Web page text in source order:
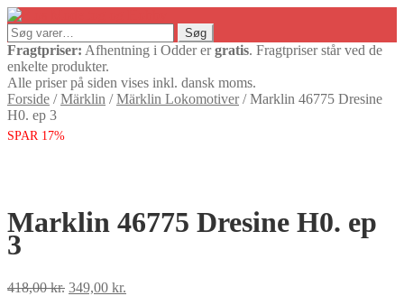
Søg
efter:
Søg
Fragtpriser: Afhentning i Odder ergratis. Fragtpriser står ved de
enkelte produkter.
Alle priser på siden vises inkl. dansk moms.
Forside /Märklin /Märklin Lokomotiver/Marklin 46775 Dresine
H0. ep 3
SPAR 17%
Marklin 46775 Dresine H0. ep
3
418,00kr. Den
349,00 kr.